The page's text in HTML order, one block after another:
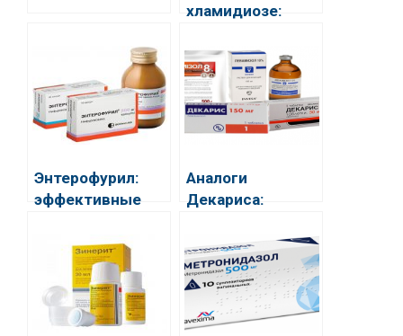
хламидиозе:
схема лечения
Энтерофурил:
эффективные
стоят дешевле
Аналоги
Декариса:
применению